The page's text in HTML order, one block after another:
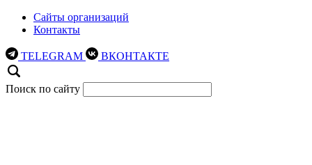
Сайты организаций
Контакты
TELEGRAM ВКОНТАКТЕ
Поиск по сайту